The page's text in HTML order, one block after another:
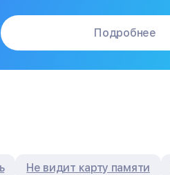
от 60 мин от
Подробнее
Не видит карту памяти